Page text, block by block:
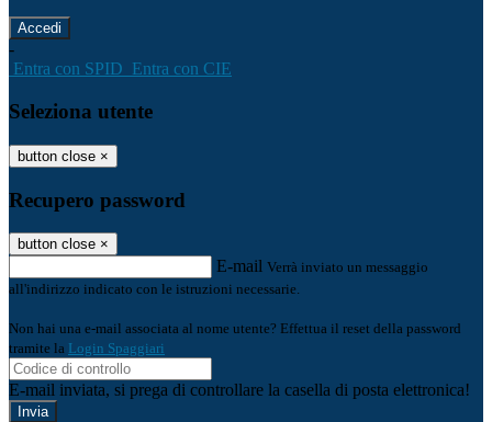
-
Entra con SPID Entra con CIE
Seleziona utente
button close ×
Recupero password
button close ×
E-mail Verrà inviato un messaggio
all'indirizzo indicato con le istruzioni necessarie.
Non hai una e-mail associata al nome utente? Effettua il reset della password
tramite la Login Spaggiari
E-mail inviata, si prega di controllare la casella di posta elettronica!